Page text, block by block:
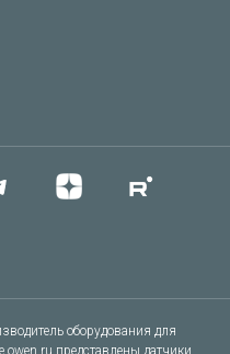
оборудования для